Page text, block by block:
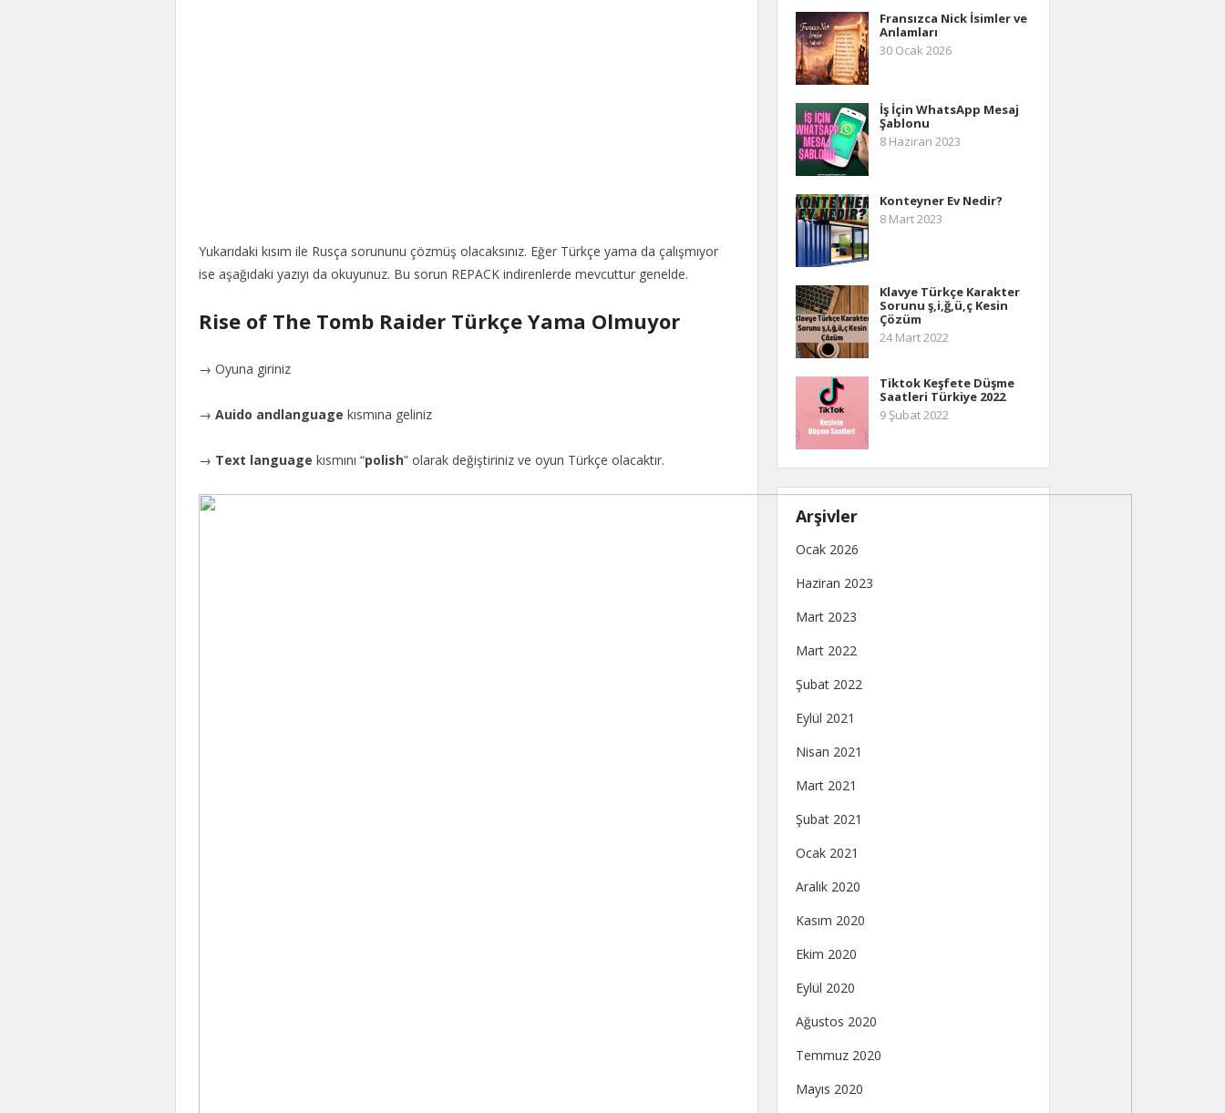
Yukarıdaki kısım ile Rusça sorununu çözmüş olacaksınız. Eğer Türkçe yama da çalışmıyor
ise aşağıdaki yazıyı da okuyunuz. Bu sorun REPACK indirenlerde mevcuttur genelde.
Rise of The Tomb Raider Türkçe Yama Olmuyor
→ Oyuna giriniz
→ Auido andlanguage kısmına geliniz
→ Text language kısmını “polish” olarak değiştiriniz ve oyun Türkçe olacaktır.
Fransızca Nick İsimler ve
Anlamları
30 Ocak 2026
İş İçin WhatsApp Mesaj
Şablonu
8 Haziran 2023
Konteyner Ev Nedir?
8 Mart 2023
Klavye Türkçe Karakter
Sorunu ş,i,ğ,ü,ç Kesin
Çözüm
24 Mart 2022
Tiktok Keşfete Düşme
Saatleri Türkiye 2022
9 Şubat 2022
Arşivler
Ocak 2026
Haziran 2023
Mart 2023
Mart 2022
Şubat 2022
Eylül 2021
Nisan 2021
Mart 2021
Şubat 2021
Ocak 2021
Aralık 2020
Kasım 2020
Ekim 2020
Eylül 2020
Ağustos 2020
Temmuz 2020
Mayıs 2020